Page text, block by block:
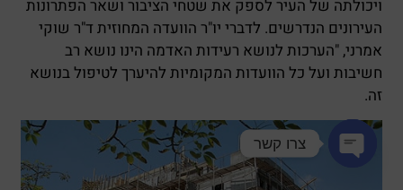
ויכולתה של העיר לספק את שטחי הציבור ושאר הפתרונות
העירונים הנדרשים. לדברי יו"ר הוועדה המחוזית ד"ר שוקי
אמרני, "הערכות לנושא רעידות האדמה הינו נושא רב
חשיבות ועל כל הוועדות המקומיות להיערך לטיפול בנושא
זה.
צרו קשר
Open chaty